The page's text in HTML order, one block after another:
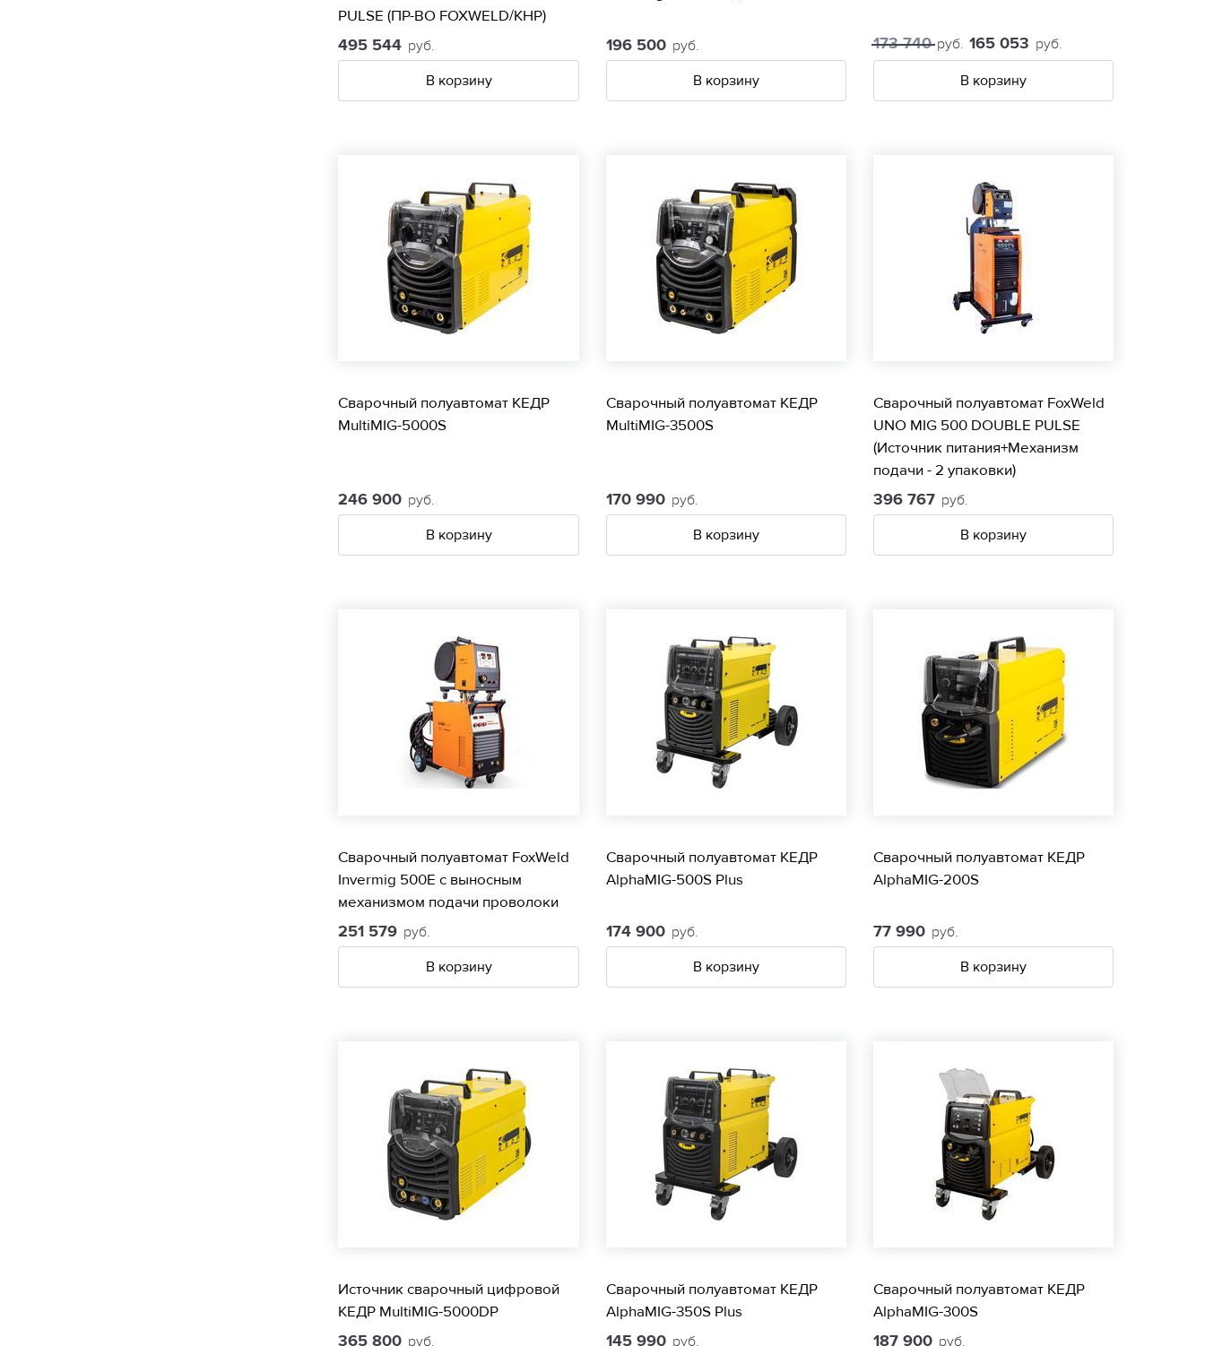
PULSE (ПР-ВО FOXWELD/КНР)
495 544 руб.
В корзину
196 500 руб.
В корзину
173 740руб. 165 053 руб.
В корзину
Сварочный полуавтомат КЕДР
MultiMIG-5000S
246 900 руб.
В корзину
Сварочный полуавтомат КЕДР
MultiMIG-3500S
170 990 руб.
В корзину
Сварочный полуавтомат FoxWeld
UNO MIG 500 DOUBLE PULSE
(Источник питания+Механизм
подачи - 2 упаковки)
396 767 руб.
В корзину
Сварочный полуавтомат FoxWeld
Invermig 500E с выносным
механизмом подачи проволоки
251 579 руб.
В корзину
Сварочный полуавтомат КЕДР
AlphaMIG-500S Plus
174 900 руб.
В корзину
Сварочный полуавтомат КЕДР
AlphaMIG-200S
77 990 руб.
В корзину
Источник сварочный цифровой
КЕДР MultiMIG-5000DP
365 800 руб.
Сварочный полуавтомат КЕДР
AlphaMIG-350S Plus
145 990 руб.
Сварочный полуавтомат КЕДР
AlphaMIG-300S
187 900 руб.